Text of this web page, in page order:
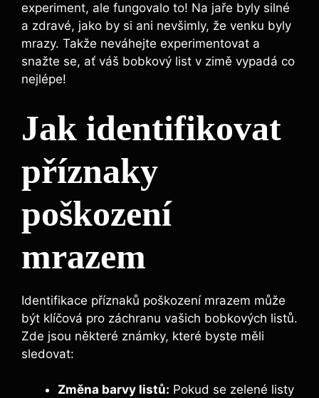
experiment, ale fungovalo to! Na ​jaře byly silné
a zdravé, jako by si ani nevšimly,​ že venku byly
mrazy. Takže neváhejte experimentovat a
snažte se, ať‌ váš bobkový‍ list v zimě vypadá co
⁢nejlépe!
Jak identifikovat
příznaky
poškození
mrazem
Identifikace příznaků poškození mrazem může‍
být klíčová pro ‍záchranu vašich bobkových listů.
Zde jsou některé známky, které byste měli
sledovat:
Změna barvy listů: Pokud se zelené‌ listy